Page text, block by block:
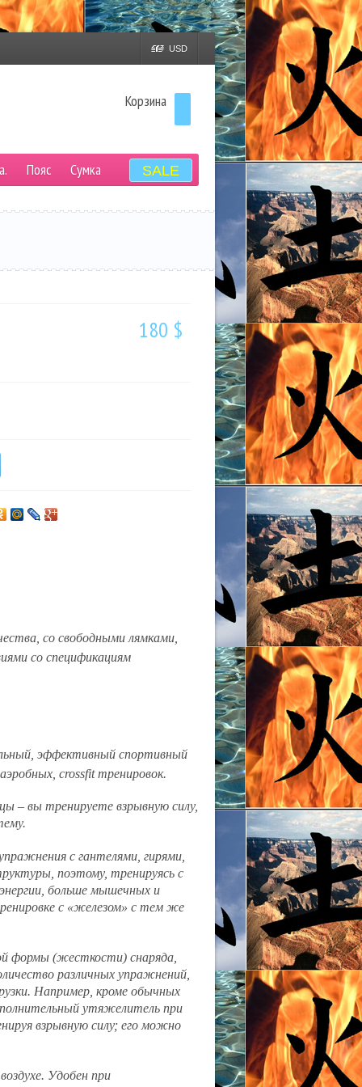
USD
Корзина
Пояс Сумка SALE
180 $
со свободными лямками,
со спецификациям
эффективный спортивный
crossfit тренировок.
– вы тренируете взрывную силу,
с гантелями, гирями,
поэтому, тренируясь с
больше мышечных и
с «железом» с тем же
формы (жесткости) снаряда,
различных упражнений,
Например, кроме обычных
утяжелитель при
взрывную силу; его можно
Удобен при